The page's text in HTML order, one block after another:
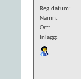
Reg.datum
Namn
Ort
Inlägg